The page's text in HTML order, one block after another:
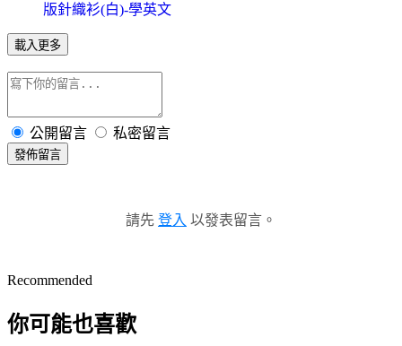
版針織衫(白)-學英文
載入更多
公開留言 私密留言
發佈留言
請先 登入 以發表留言。
Recommended
你可能也喜歡